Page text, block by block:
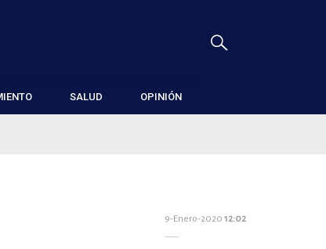
SALUD OPINIÓN
9-Enero-2020 12:02